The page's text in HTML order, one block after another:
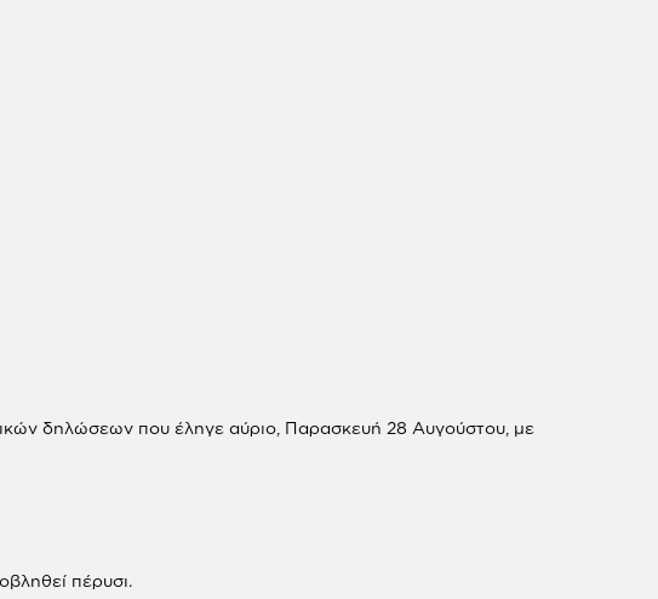
δηλώσεων που έληγε αύριο, Παρασκευή 28 Αυγούστου, με
πέρυσι.